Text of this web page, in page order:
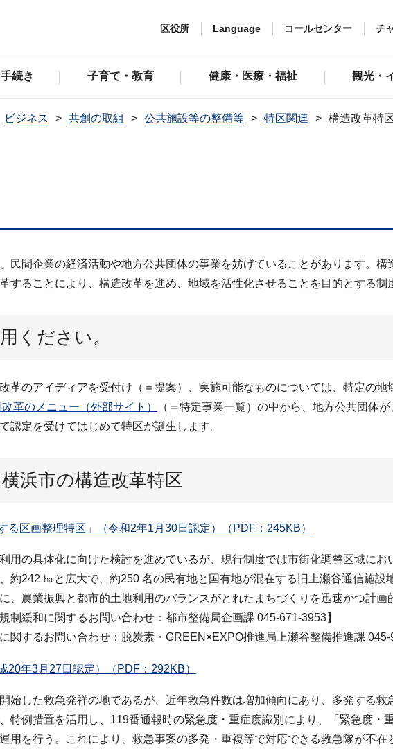
区役所 Language コールセンター チ
続き 子育て・教育 健康・医療・福祉 観光・
ビジネス 共創の取組 公共施設等の整備等 特区関連 構造改革特
民間企業の経済活動や地方公共団体の事業を妨げていることがあります。
することにより、構造改革を進め、地域を活性化させることを目的とする制
ください。
革のアイディアを受付け（＝提案）、実施可能なものについては、特定の
革のメニュー（外部サイト）
（＝特定事業一覧）の中から、地方公共団体
認定を受けてはじめて特区が誕生します。
浜市の構造改革特区
る区画整理特区」（令和2年1月30日認定）（PDF：245KB）
用の具体化に向けた検討を進めているが、現行制度では市街化調整区域に
約242 ㏊と広大で、約250 名の民有地と国有地が混在する旧上瀬谷通信施
、農業振興と都市的土地利用のバランスがとれたまちづくりを迅速かつ計
制緩和に関するお問い合わせ：都市整備局企画課 045-671-3953】
関するお問い合わせ：脱炭素・GREEN×EXPO推進局上瀬谷整備推進課
20年3月27日認定）（PDF：292KB）
始した救急発祥の地であるが、近年救急件数は増加傾向にあり、多発する
特例措置を活用し、119番通報時の緊急度・重症度識別により、「緊急度・
用を行う。これにより、救急事案の多発・重複等で対応できる救急隊が不